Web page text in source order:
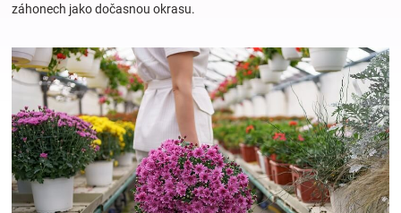
Hračky
a
zábava
záhonech jako dočasnou okrasu.